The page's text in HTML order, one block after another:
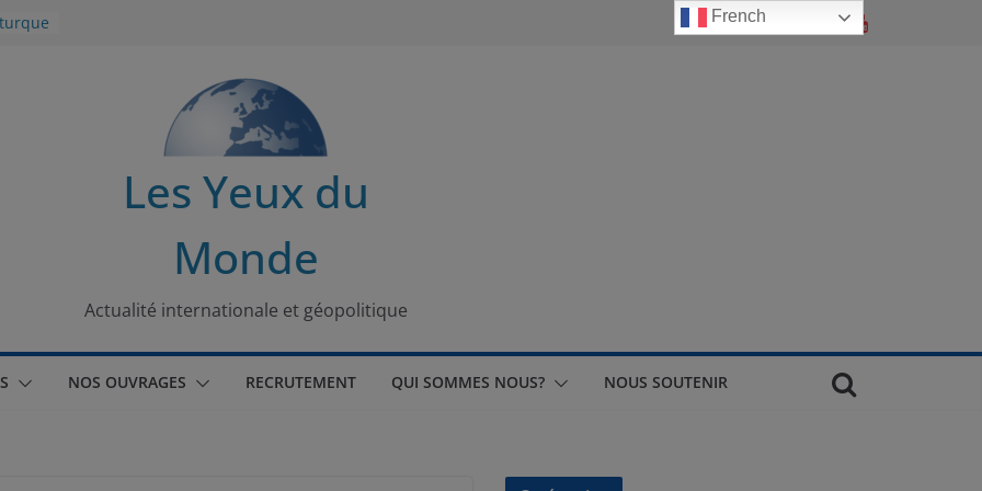
Les Yeux du
Monde
Actualité internationale et géopolitique
NOS OUVRAGES RECRUTEMENT QUI SOMMES NOUS? NOUS SOUTENIR
French